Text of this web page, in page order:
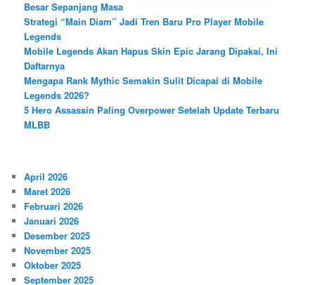
Besar Sepanjang Masa
Strategi “Main Diam” Jadi Tren Baru Pro Player Mobile
Legends
Mobile Legends Akan Hapus Skin Epic Jarang Dipakai, Ini
Daftarnya
Mengapa Rank Mythic Semakin Sulit Dicapai di Mobile
Legends 2026?
5 Hero Assassin Paling Overpower Setelah Update Terbaru
MLBB
April 2026
Maret 2026
Februari 2026
Januari 2026
Desember 2025
November 2025
Oktober 2025
September 2025